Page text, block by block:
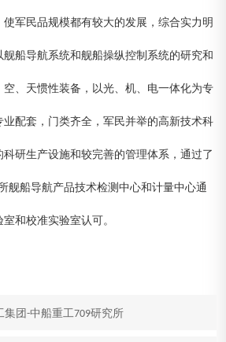
军民品规模都有较大的发展，综合实力明
船导航系统和舰船操纵控制系统的研究和
、天惯性装备，以光、机、电一体化为专
配套，门类齐全，军民并举的高新技术科
研生产设施和较完善的管理体系，通过了
舰船导航产品技术检测中心和计量中心通
和校准实验室认可。
集团-中船重工709研究所